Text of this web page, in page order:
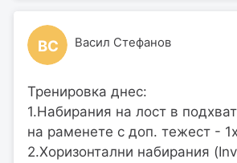
ВС Васил Стефанов
Тренировка днес:
1.Набирания на лост в
на раменете с доп. тежест -
2.Хоризонтални набирания